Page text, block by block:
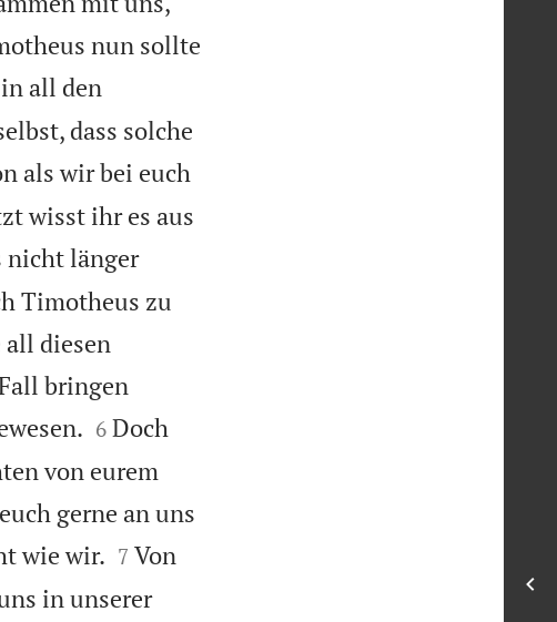
nun sollte
all den
dass solche
als wir bei euch
wisst ihr es aus
nicht länger
Timotheus zu
all diesen
bringen

6 Doch
von eurem
gerne an uns
wie wir.
7 Von
in unserer